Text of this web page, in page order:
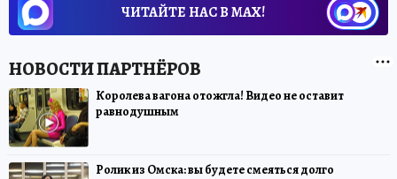
ЧИТАЙТЕ НАС В МАХ!
Королева вагона отожгла! Видео не оставит
равнодушным
Ролик из Омска: вы будете смеяться долго